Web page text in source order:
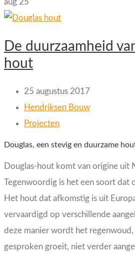
aug 25
De duurzaamheid
hout
25 augustus 2017
Hendriksen Bouw
Projecten
Douglas, een stevig en duurzame
Douglas-hout komt van origine uit
Tegenwoordig is het een soort dat
Het hout dat afkomstig is uit
vervaardigd op verschillende
deze manier wordt het regenwoud,
gesproken groeit, niet verder